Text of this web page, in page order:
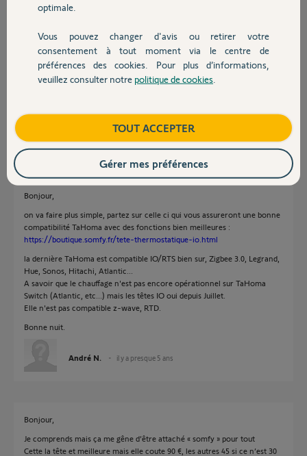
Devis avec un pro
Contact
zigbee ?, ...)
Merci d'avance de votre aide
aurelien M.
il y a presque 5 ans
Réponses
Bonjour,
on va faire plus simple, partez sur celle ci qui vous assureront une bonne
compatibilité TaHoma avec des fonctions bien meilleures :
https://boutique.somfy.fr/tete-thermostatique-io.html
la dernière TaHoma est compatible IO/RTS bien sur, Zigbee 3.0, Legrand,
Hue, Sonos, Hitachi, Atlantic...
A savoir que le chauffage n'est pas encore opérationnel sur TaHoma
Switch (Atlantic, etc...) mais les têtes IO oui depuis Juillet.
Elle n'est pas compatible z-wave, RTD.
Bonne nuit.
André N. il y a presque 5 ans
Bonjour,
Je comprends mais ça me gêne d’être attaché « somfy » pour tout
Cette la tête et meilleure mais elle coute 90 €, les autres 45 si ce n’est 30
optimale.
Vous pouvez changer d'avis ou retirer votre
consentement à tout moment via le centre de
préférences des cookies. Pour plus d’informations,
veuillez consulter notre politique de cookies
TOUT ACCEPTER
Gérer mes préférences